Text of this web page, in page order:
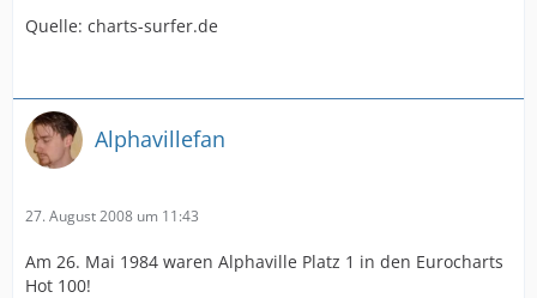
Quelle: charts-surfer.de
Alphavillefan
27. August 2008 um 11:43
Am 26. Mai 1984 waren Alphaville Platz 1 in den Eurocharts
Hot 100!